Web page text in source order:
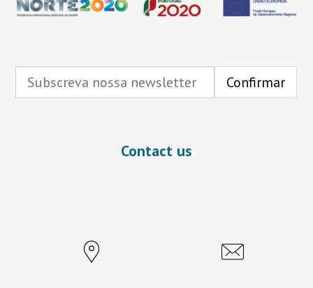
Contact us